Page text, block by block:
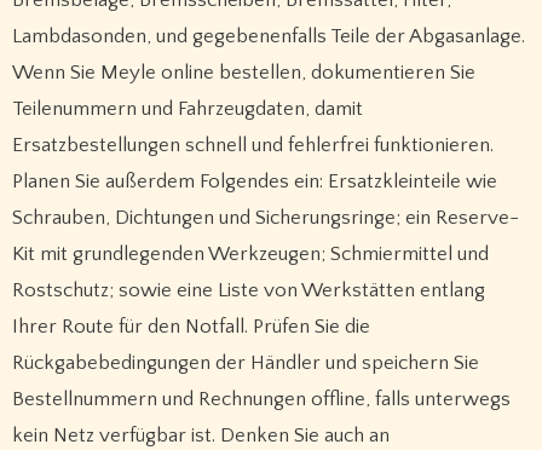
Lambdasonden, und gegebenenfalls Teile der Abgasanlage.
Wenn Sie Meyle online bestellen, dokumentieren Sie
Teilenummern und Fahrzeugdaten, damit
Ersatzbestellungen schnell und fehlerfrei funktionieren.
Planen Sie außerdem Folgendes ein: Ersatzkleinteile wie
Schrauben, Dichtungen und Sicherungsringe; ein Reserve-
Kit mit grundlegenden Werkzeugen; Schmiermittel und
Rostschutz; sowie eine Liste von Werkstätten entlang
Ihrer Route für den Notfall. Prüfen Sie die
Rückgabebedingungen der Händler und speichern Sie
Bestellnummern und Rechnungen offline, falls unterwegs
kein Netz verfügbar ist. Denken Sie auch an